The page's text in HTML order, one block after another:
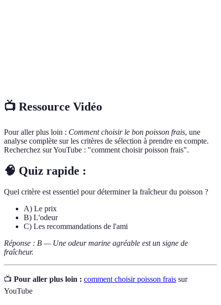
📺 Ressource Vidéo
Pour aller plus loin : Comment choisir le bon poisson frais, une
analyse complète sur les critères de sélection à prendre en compte.
Recherchez sur YouTube : "comment choisir poisson frais".
🧠 Quiz rapide :
Quel critère est essentiel pour déterminer la fraîcheur du poisson ?
A) Le prix
B) L'odeur
C) Les recommandations de l'ami
Réponse : B — Une odeur marine agréable est un signe de
fraîcheur.
📺 Pour aller plus loin : comment choisir poisson frais sur
YouTube